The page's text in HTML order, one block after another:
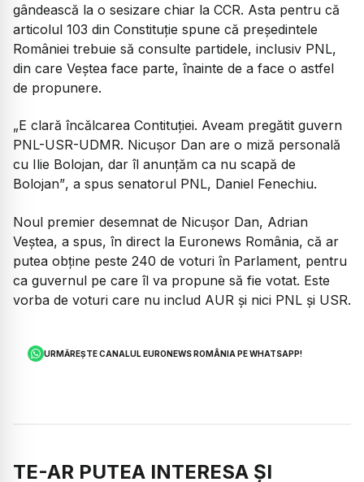
gândească la o sesizare chiar la CCR. Asta pentru că
articolul 103 din Constituție spune că președintele
României trebuie să consulte partidele, inclusiv PNL,
din care Veștea face parte, înainte de a face o astfel
de propunere.
„E clară încălcarea Contituției. Aveam pregătit guvern
PNL-USR-UDMR. Nicușor Dan are o miză personală
cu Ilie Bolojan, dar îl anunțăm ca nu scapă de
Bolojan”, a spus senatorul PNL, Daniel Fenechiu.
Noul premier desemnat de Nicușor Dan, Adrian
Veștea, a spus, în direct la Euronews România, că ar
putea obține peste 240 de voturi în Parlament, pentru
ca guvernul pe care îl va propune să fie votat. Este
vorba de voturi care nu includ AUR și nici PNL și USR.
URMĂREȘTE CANALUL EURONEWS ROMÂNIA PE WHATSAPP!
TE-AR PUTEA INTERESA ȘI